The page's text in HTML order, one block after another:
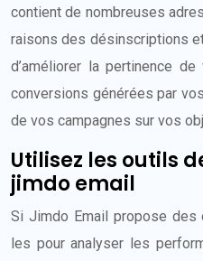
contient de nombreuses
raisons des désinscriptions
d’améliorer la pertinence
conversions générées par
de vos campagnes sur vos
Utilisez les outils
jimdo email
Si Jimdo Email propose
les pour analyser les